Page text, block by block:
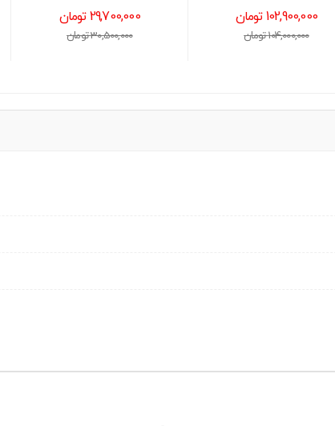
102,900,000 تومان
104,000,000 تومان
29,700,000 تومان
30,500,000 تومان